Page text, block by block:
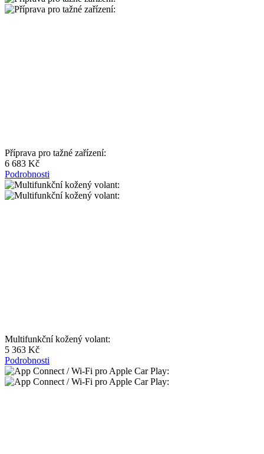
Příprava pro tažné zařízení:
6 683 Kč
Podrobnosti
Multifunkční kožený volant:
5 363 Kč
Podrobnosti